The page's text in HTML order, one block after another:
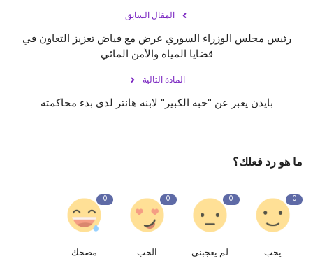
المقال السابق
رئيس مجلس الوزراء السوري عرض مع فياض تعزيز التعاون في
قضايا المياه والأمن المائي
المادة التالية
بايدن يعبر عن "حبه الكبير" لابنه هانتر لدى بدء محاكمته
ما هو رد فعلك؟
0
يحب
0
لم يعجبنى
0
الحب
0
مضحك